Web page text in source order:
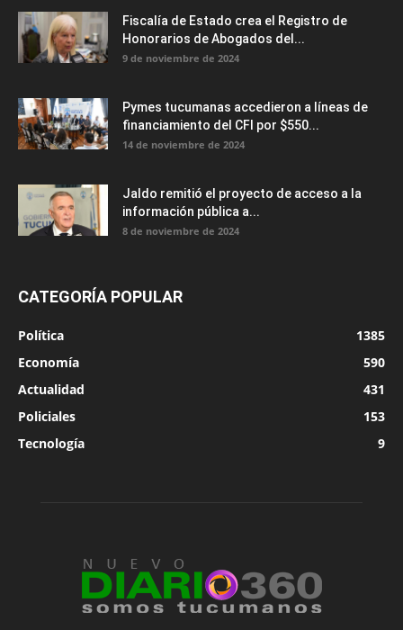
Fiscalía de Estado crea el Registro de
Honorarios de Abogados del...
9 de noviembre de 2024
Pymes tucumanas accedieron a líneas de
financiamiento del CFI por $550...
14 de noviembre de 2024
Jaldo remitió el proyecto de acceso a la
información pública a...
8 de noviembre de 2024
CATEGORÍA POPULAR
Política
1385
Economía
590
Actualidad
431
Policiales
153
Tecnología
9